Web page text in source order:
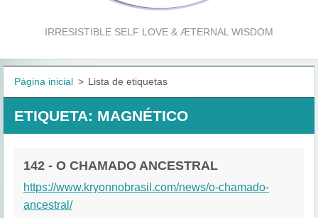
IRRESISTIBLE SELF LOVE & ÆTERNAL WISDOM
Página inicial > Lista de etiquetas
ETIQUETA: MAGNÉTICO
142 - O CHAMADO ANCESTRAL
https://www.kryonnobrasil.com/news/o-chamado-
ancestral/